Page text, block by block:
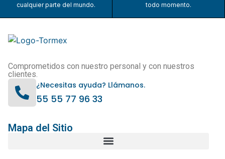
cualquier parte del mundo.
todo momento.
Comprometidos con nuestro personal y con nuestros
clientes.
¿Necesitas ayuda? Llámanos.
55 55 77 96 33
Mapa del Sitio